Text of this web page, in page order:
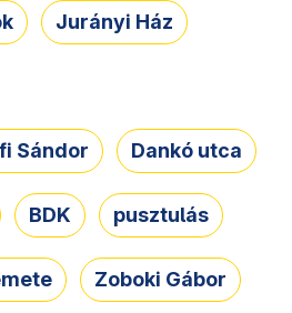
Jurányi Ház
Sándor Dankó utca
BDK pusztulás
Zoboki Gábor